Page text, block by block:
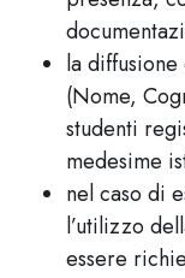
la
(Nome,
studenti
medesime
nel caso di
l’utilizzo
essere